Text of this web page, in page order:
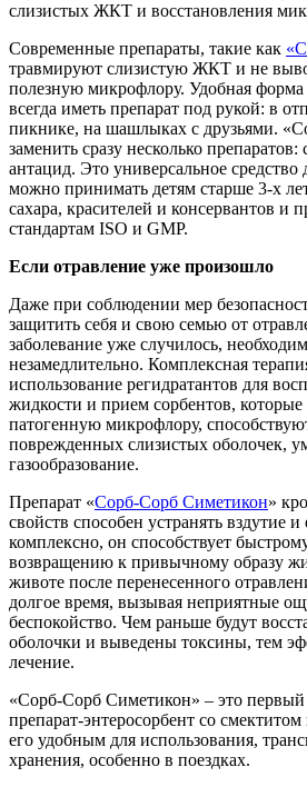
слизистых ЖКТ и восстановления
Современные препараты, такие как
травмируют слизистую ЖКТ и не
полезную микрофлору. Удобная форма
всегда иметь препарат под рукой: в
пикнике, на шашлыках с друзьями.
заменить сразу несколько
антацид. Это универсальное средство
можно принимать детям старше 3-х
сахара, красителей и консервантов и
стандартам ISO и GMP.
Если отравление уже произошло
Даже при соблюдении мер
защитить себя и свою семью от
заболевание уже случилось,
незамедлительно. Комплексная
использование регидратантов для
жидкости и прием сорбентов,
патогенную микрофлору,
поврежденных слизистых оболочек,
газообразование.
Препарат «Сорб-Сорб Симетикон»
свойств способен устранять вздутие
комплексно, он способствует
возвращению к привычному образу
животе после перенесенного
долгое время, вызывая неприятные
беспокойство. Чем раньше будут
оболочки и выведены токсины, тем
лечение.
«Сорб-Сорб Симетикон» – это
препарат-энтеросорбент со смектитом
его удобным для использования,
хранения, особенно в поездках.